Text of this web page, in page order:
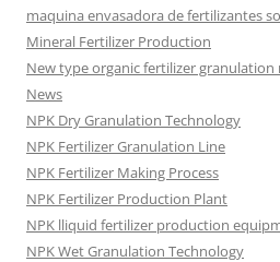
maquina envasadora de fertilizantes
Mineral Fertilizer Production
New type organic fertilizer granulation
News
NPK Dry Granulation Technology
NPK Fertilizer Granulation Line
NPK Fertilizer Making Process
NPK Fertilizer Production Plant
NPK lliquid fertilizer production
NPK Wet Granulation Technology